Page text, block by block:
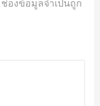
ช่องข้อมูลจำเป็นถูก